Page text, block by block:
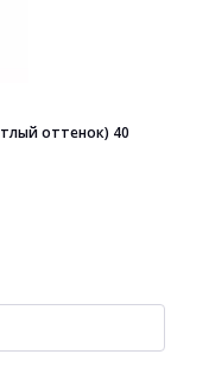
оттенок) 40